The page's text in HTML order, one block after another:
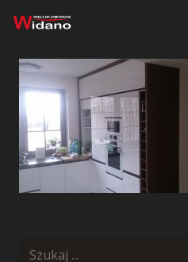
Strona główna
O firmie
Oferta
Realizacje